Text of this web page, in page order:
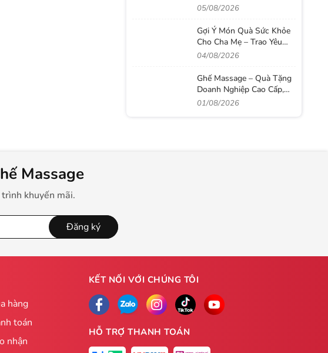
Quyết Chọn Đúng Để
Dài
05/08/2026
Gợi Ý Món Quà Sức Khỏe
Cho Cha Mẹ – Trao Yêu
Thương Bằng Sự Quan
04/08/2026
Ghế Massage – Quà Tặng
Doanh Nghiệp Cao Cấp,
Nâng Tầm Giá Trị Tri Ân
01/08/2026
Massage
khuyến mãi.
Đăng ký
hàng
toán
nhận
KẾT NỐI VỚI CHÚNG TÔI
HỖ TRỢ THANH TOÁN